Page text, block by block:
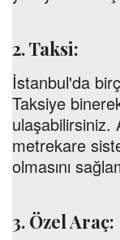
2. Taksi:
İstanbul'da
Taksiye
ulaşabilirsiniz.
metrekare
olmasını
3. Özel Araç: